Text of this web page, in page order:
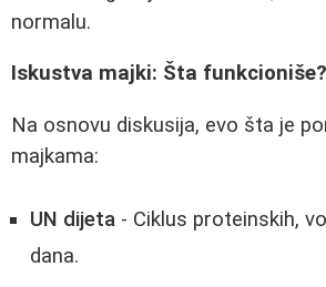
normalu.
Iskustva majki: Šta funkcioniše?
Na osnovu diskusija, evo šta je
majkama:
UN dijeta - Ciklus proteinskih,
dana.